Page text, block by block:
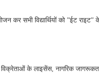
कर सभी विद्यार्थियों को ”ईट
के लाइसेंस, नागरिक